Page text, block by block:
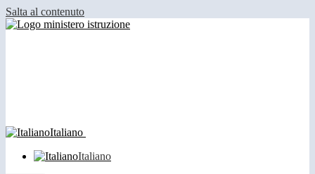
Salta al contenuto
Italiano
Italiano